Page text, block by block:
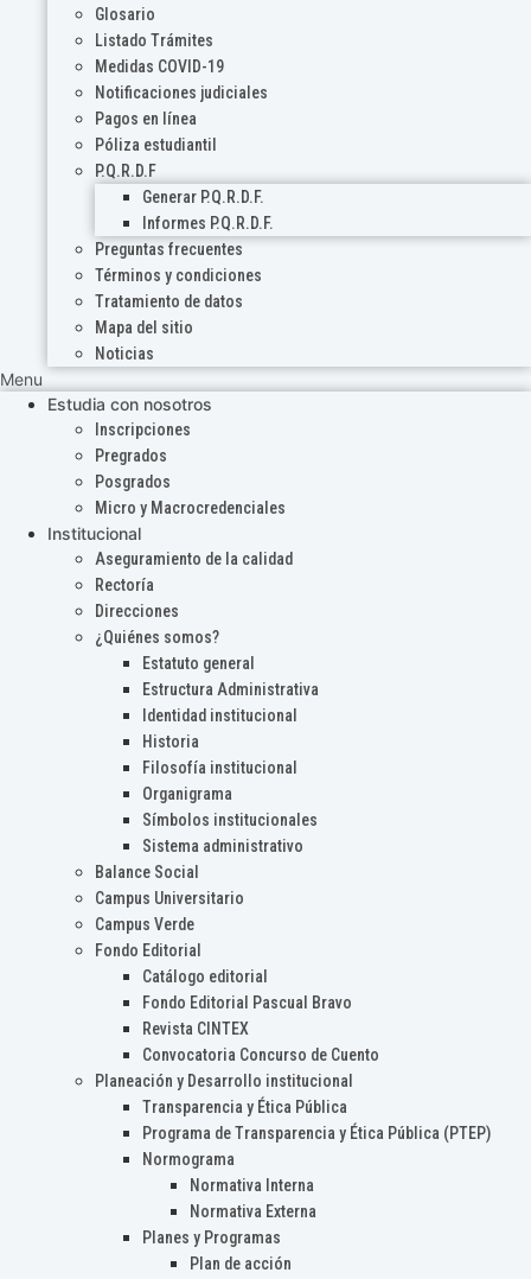
Glosario
Listado Trámites
Medidas COVID-19
Notificaciones judiciales
Pagos en línea
Póliza estudiantil
P.Q.R.D.F
Generar P.Q.R.D.F.
Informes P.Q.R.D.F.
Preguntas frecuentes
Términos y condiciones
Tratamiento de datos
Mapa del sitio
Noticias
Menu
Estudia con nosotros
Inscripciones
Pregrados
Posgrados
Micro y Macrocredenciales
Institucional
Aseguramiento de la calidad
Rectoría
Direcciones
¿Quiénes somos?
Estatuto general
Estructura Administrativa
Identidad institucional
Historia
Filosofía institucional
Organigrama
Símbolos institucionales
Sistema administrativo
Balance Social
Campus Universitario
Campus Verde
Fondo Editorial
Catálogo editorial
Fondo Editorial Pascual Bravo
Revista CINTEX
Convocatoria Concurso de Cuento
Planeación y Desarrollo institucional
Transparencia y Ética Pública
Programa de Transparencia y Ética Pública (PTEP)
Normograma
Normativa Interna
Normativa Externa
Planes y Programas
Plan de acción